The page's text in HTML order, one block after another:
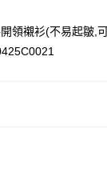
領襯衫(不易起皺,